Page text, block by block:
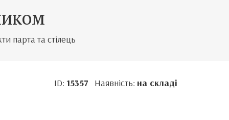
парта та стілець
ID: 15357 Наявність: на складі